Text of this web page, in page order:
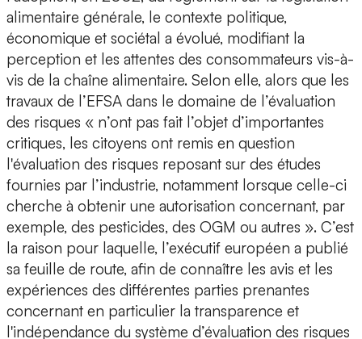
alimentaire générale, le contexte politique,
économique et sociétal a évolué, modifiant la
perception et les attentes des consommateurs vis-à-
vis de la chaîne alimentaire. Selon elle, alors que les
travaux de l’EFSA dans le domaine de l’évaluation
des risques « n’ont pas fait l’objet d’importantes
critiques, les citoyens ont remis en question
l'évaluation des risques reposant sur des études
fournies par l’industrie, notamment lorsque celle-ci
cherche à obtenir une autorisation concernant, par
exemple, des pesticides, des OGM ou autres ». C’est
la raison pour laquelle, l’exécutif européen a publié
sa feuille de route, afin de connaître les avis et les
expériences des différentes parties prenantes
concernant en particulier la transparence et
l'indépendance du système d’évaluation des risques